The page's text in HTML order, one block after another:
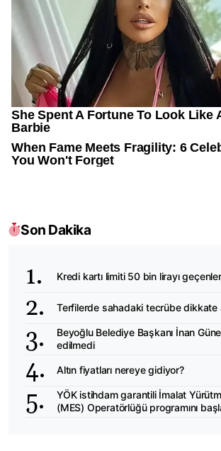
Son Dakika
Kredi kartı limiti 50 bin lirayı
Terfilerde sahadaki tecrübe dikkate
Beyoğlu Belediye Başkanı İnan
edilmedi
Altın fiyatları nereye gidiyor?
YÖK istihdam garantili İmalat
(MES) Operatörlüğü programını